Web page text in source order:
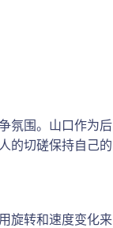
氛围。山口作为后
的切磋保持自己的
旋转和速度变化来